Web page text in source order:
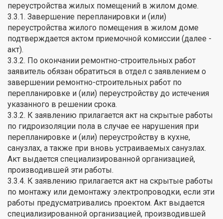
переустройства жилых помещений в жилом доме.
3.3.1. Завершение перепланировки и (или)
переустройства жилого помещения в жилом доме
подтверждается актом приемочной комиссии (далее -
акт).
3.3.2. По окончании ремонтно-строительных работ
заявитель обязан обратиться в отдел с заявлением о
завершении ремонтно-строительных работ по
перепланировке и (или) переустройству до истечения
указанного в решении срока.
3.3.2. К заявлению прилагается акт на скрытые работы
по гидроизоляции пола в случае ее нарушения при
перепланировке и (или) переустройству в кухне,
санузлах, а также при вновь устраиваемых санузлах.
Акт выдается специализированной организацией,
производившей эти работы.
3.3.4. К заявлению прилагается акт на скрытые работы
по монтажу или демонтажу электропроводки, если эти
работы предусматривались проектом. Акт выдается
специализированной организацией, производившей